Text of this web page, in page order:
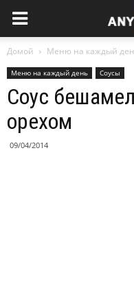
Домой Меню на каждый
Меню на каждый день Соусы
Соус
орехом
09/04/2014